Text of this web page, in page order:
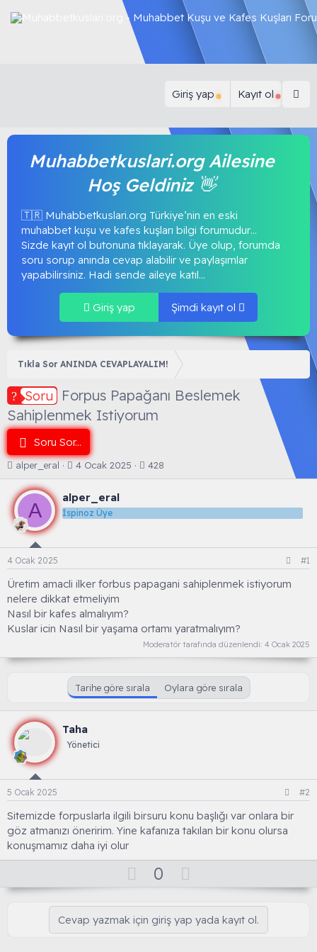
Giriş yap Kayıt ol
Muhabbetkuslari.org Ailesine
Hoş Geldiniz 👋
🇹🇷 Muhabbetkuslari.org Türkiye’nin en eski
muhabbet kuşu ve kafes kuşları bilgi forumudur…
Sizde kayıt ol butonuna tıklayarak. Üye olup, forumda
soru sorup anında cevap alabilir ve paylaşımlar
yapabilirsiniz. Hadi sende aileye katıl...
Giriş yap Şimdi kayıt ol
Tıkla Sor ANINDA CEVAPLAYALIM!
Soru
Forpus Papağanı Beslemek
Sahiplenmek Istiyorum
Soru Sor...
K
o
n
b
u
y
a
a
t
a
alper_eral
B
a
l
a
ç
t
r
i
h
4 Ocak 2025 428
A
alper_eral
İspinoz Üye
4 Ocak 2025 #1
Üretim amacli ilker forbus papagani sahiplenmek istiyorum
nelere dikkat etmeliyim
Nasıl bir kafes almalıyım?
Kuslar icin Nasıl bir yaşama ortamı yaratmalıyım?
Moderatör tarafında düzenlendi: 4 Ocak 2025
Tarihe göre sırala Oylara göre sırala
Taha
Yönetici
5 Ocak 2025 #2
Sitemizde forpuslarla ilgili birsuru konu başlığı var onlara bir
göz atmanızı öneririm. Yine kafanıza takılan bir konu olursa
konuşmamız daha iyi olur
O
y
l
a
0
o
w
n
v
Cevap yazmak için giriş yap yada kayıt ol.